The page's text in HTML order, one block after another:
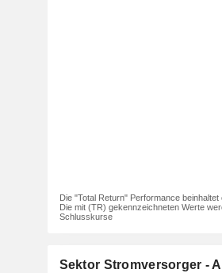
Die "Total Return" Performance
Die mit (TR) gekennzeichneten Werte
Schlusskurse
Sektor Stromversorger -